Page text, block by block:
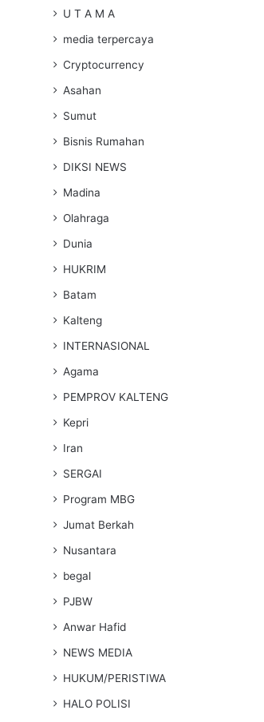
U T A M A
media terpercaya
Cryptocurrency
Asahan
Sumut
Bisnis Rumahan
DIKSI NEWS
Madina
Olahraga
Dunia
HUKRIM
Batam
Kalteng
INTERNASIONAL
Agama
PEMPROV KALTENG
Kepri
Iran
SERGAI
Program MBG
Jumat Berkah
Nusantara
begal
PJBW
Anwar Hafid
NEWS MEDIA
HUKUM/PERISTIWA
HALO POLISI